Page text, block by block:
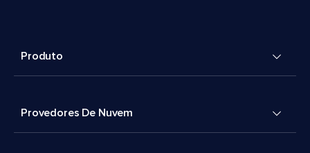
Produto
Provedores De Nuvem